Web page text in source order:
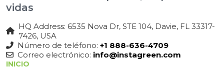
vidas
HQ Address: 6535 Nova Dr, STE 104, Davie, FL 33317-
7426, USA
Número de teléfono: +1 888-636-4709
Correo electrónico: info@instagreen.com
INICIO